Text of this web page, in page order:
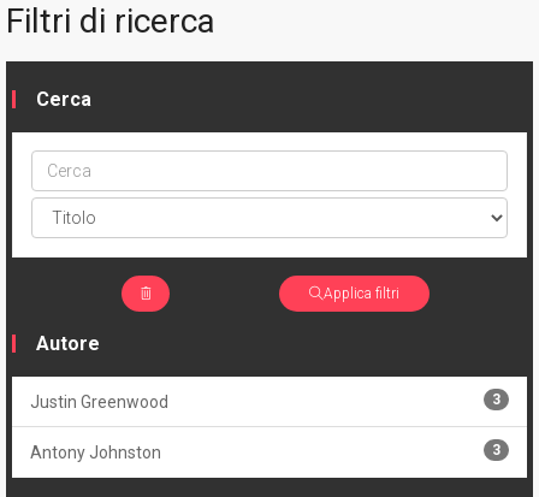
Filtri di ricerca
Cerca
Cerca
ptype
Applica filtri
Autore
Justin Greenwood 3
Antony Johnston 3